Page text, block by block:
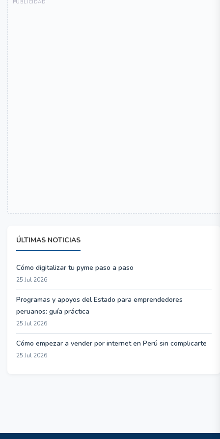
ÚLTIMAS NOTICIAS
Cómo digitalizar tu pyme paso a paso
25 Jul 2026
Programas y apoyos del Estado para emprendedores
peruanos: guía práctica
25 Jul 2026
Cómo empezar a vender por internet en Perú sin complicarte
25 Jul 2026